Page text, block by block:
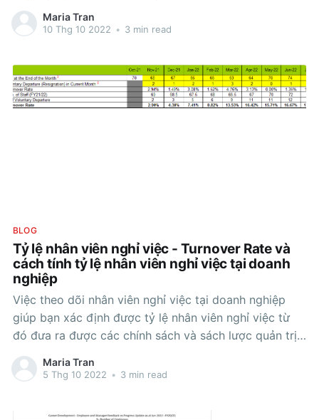
người thì hiện tại nó đang là một xu thế thời thượng.
Cân bằng cuộc sống
Maria Tran
10 Thg 10 2022 • 3 min read
BLOG
Tỷ lệ nhân viên nghỉ việc - Turnover Rate và
cách tính tỷ lệ nhân viên nghỉ việc tại doanh
nghiệp
Việc theo dõi nhân viên nghỉ việc tại doanh nghiệp
giúp bạn xác định được tỷ lệ nhân viên nghỉ việc từ
đó đưa ra được các chính sách và sách lược quản trị
nhân sự kịp thời cho công ty Tỷ lệ nghỉ việc của nhân
viên / trên năm
Maria Tran
5 Thg 10 2022 • 3 min read